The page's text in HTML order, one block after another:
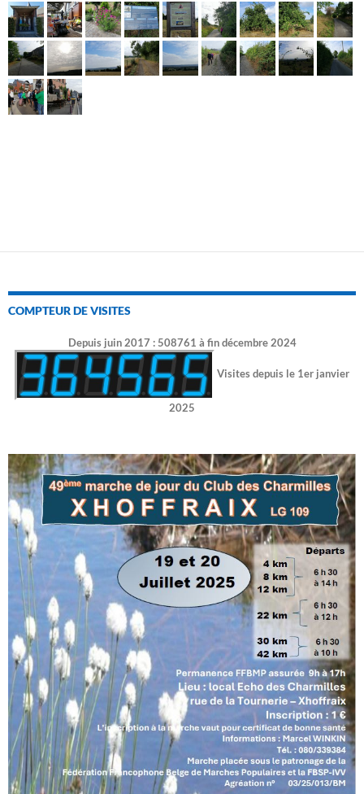
COMPTEUR DE VISITES
Depuis juin 2017 : 508761 à fin décembre 2024
Visites depuis le 1er janvier
2025